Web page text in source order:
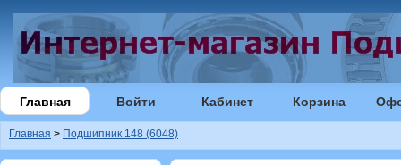
Главная Войти Кабинет Корзина
Главная > Подшипник 148 (6048)